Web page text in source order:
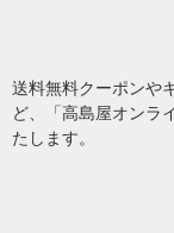
送料無料クーポンや
ど、「高島屋オンラ
たします。